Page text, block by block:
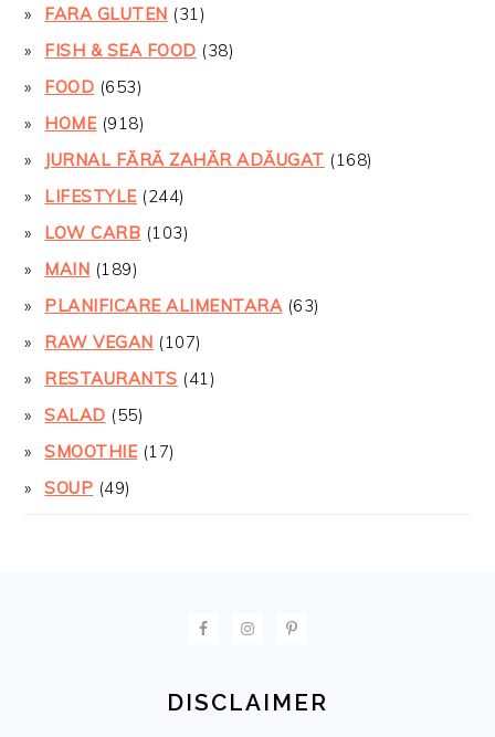
FARA GLUTEN (31)
FISH & SEA FOOD (38)
FOOD (653)
HOME(918)
JURNAL FĂRĂ ZAHĂR ADĂUGAT (168)
LIFESTYLE(244)
LOW CARB (103)
MAIN (189)
PLANIFICARE ALIMENTARA (63)
RAW VEGAN (107)
RESTAURANTS (41)
SALAD (55)
SMOOTHIE(17)
SOUP (49)
DISCLAIMER